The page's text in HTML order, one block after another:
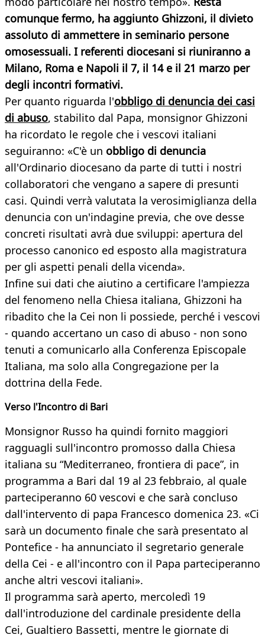
comunque fermo, ha aggiunto Ghizzoni, il divieto
assoluto di ammettere in seminario persone
omosessuali. I referenti diocesani si riuniranno a
Milano, Roma e Napoli il 7, il 14 e il 21 marzo per
degli incontri formativi.
Per quanto riguarda l'obbligo di denuncia dei casi
di abuso, stabilito dal Papa, monsignor Ghizzoni
ha ricordato le regole che i vescovi italiani
seguiranno: «C'è un obbligo di denuncia
all'Ordinario diocesano da parte di tutti i nostri
collaboratori che vengano a sapere di presunti
casi. Quindi verrà valutata la verosimiglianza della
denuncia con un'indagine previa, che ove desse
concreti risultati avrà due sviluppi: apertura del
processo canonico ed esposto alla magistratura
per gli aspetti penali della vicenda».
Infine sui dati che aiutino a certificare l'ampiezza
del fenomeno nella Chiesa italiana, Ghizzoni ha
ribadito che la Cei non li possiede, perché i vescovi
- quando accertano un caso di abuso - non sono
tenuti a comunicarlo alla Conferenza Episcopale
Italiana, ma solo alla Congregazione per la
dottrina della Fede.
Verso l'Incontro di Bari
Monsignor Russo ha quindi fornito maggiori
ragguagli sull'incontro promosso dalla Chiesa
italiana su “Mediterraneo, frontiera di pace”, in
programma a Bari dal 19 al 23 febbraio, al quale
parteciperanno 60 vescovi e che sarà concluso
dall'intervento di papa Francesco domenica 23. «Ci
sarà un documento finale che sarà presentato al
Pontefice - ha annunciato il segretario generale
della Cei - e all'incontro con il Papa parteciperanno
anche altri vescovi italiani».
Il programma sarà aperto, mercoledì 19
dall'introduzione del cardinale presidente della
Cei, Gualtiero Bassetti, mentre le giornate di